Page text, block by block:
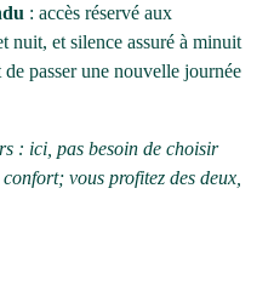
: accès réservé aux
nuit, et silence assuré à minuit
passer une nouvelle journée
: ici, pas besoin de choisir
vous profitez des deux,